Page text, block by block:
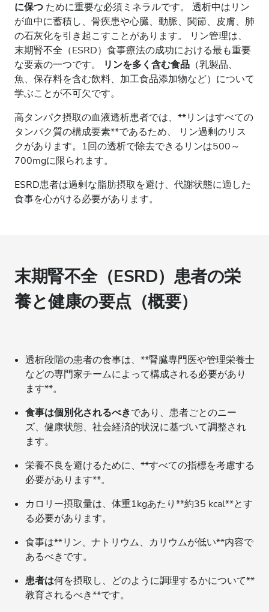
に保つ ために重要な必須ミネラルです。 透析中はリン
が血中に蓄積し、骨疾患や心臓、動脈、関節、皮膚、肺
の石灰化を引き起こすことがあります。 リン管理は、
末期腎不全（ESRD）食事療法の成功における最も重要
な要素の一つです。
リンを多く含む食品 （乳製品、
魚、保存料を含む飲料、加工食品添加物など）について
学ぶことが不可欠です。
高タンパク摂取の血液透析患者では、**リンはすべての
タンパク質の構成要素**であるため、 リン過剰のリス
クがあります。1回の透析で除去できるリンは500～
700mgに限られます。
ESRD患者は過剰な脂肪摂取を避け、代謝状態に適した
食事を心がける必要があります。
末期腎不全（ESRD）患者の栄
養と健康の要点（概要）
透析段階の患者の食事は、**腎臓専門医や管理栄養士
などの専門家チームによって構成される必要があり
ます**。
食事は個別化されるべきであり、患者ごとのニー
ズ、健康状態、社会経済的状況に基づいて調整され
ます。
栄養不良を避けるために、**すべての指標を考慮する
必要があります**。
カロリー摂取量は、体重1kgあたり**約35 kcal**とす
る必要があります。
食事は**リン、ナトリウム、カリウムが低い**内容で
あるべきです。
患者は何を摂取し、どのように調理するかについて**
教育されるべき**です。